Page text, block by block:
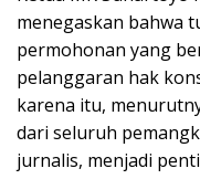
menegaskan bahwa
permohonan yang
pelanggaran hak
karena itu,
dari seluruh
jurnalis, menjadi